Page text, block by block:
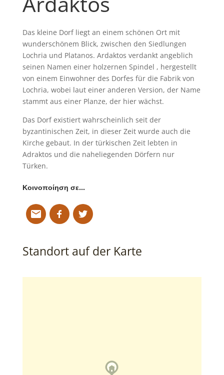
Das kleine Dorf liegt an einem schönen Ort mit
wunderschönem Blick, zwischen den Siedlungen
Lochria und Platanos. Ardaktos verdankt angeblich
seinen Namen einer holzernen Spindel , hergestellt
von einem Einwohner des Dorfes für die Fabrik von
Lochria, wobei laut einer anderen Version, der Name
stammt aus einer Planze, der hier wächst.
Das Dorf existiert wahrscheinlich seit der
byzantinischen Zeit, in dieser Zeit wurde auch die
Kirche gebaut. In der türkischen Zeit lebten in
Adraktos und die naheliegenden Dörfern nur
Türken.
Κοινοποίηση σε…
Standort auf der Karte